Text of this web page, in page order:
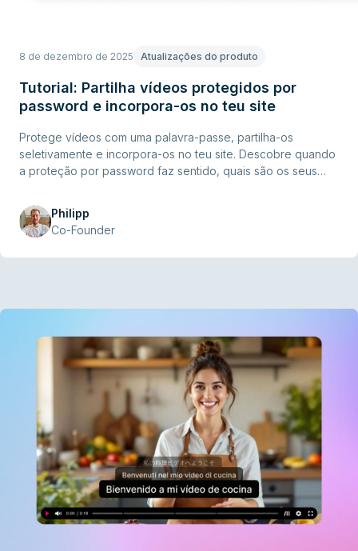
8 de dezembro de 2025 Atualizações do produto
Tutorial: Partilha vídeos protegidos por
password e incorpora-os no teu site
Protege vídeos com uma palavra-passe, partilha-os
seletivamente e incorpora-os no teu site. Descobre quando
a proteção por password faz sentido, quais são os seus
Philipp
Co-Founder